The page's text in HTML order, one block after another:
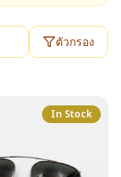
ตัวกรอง
In Stock